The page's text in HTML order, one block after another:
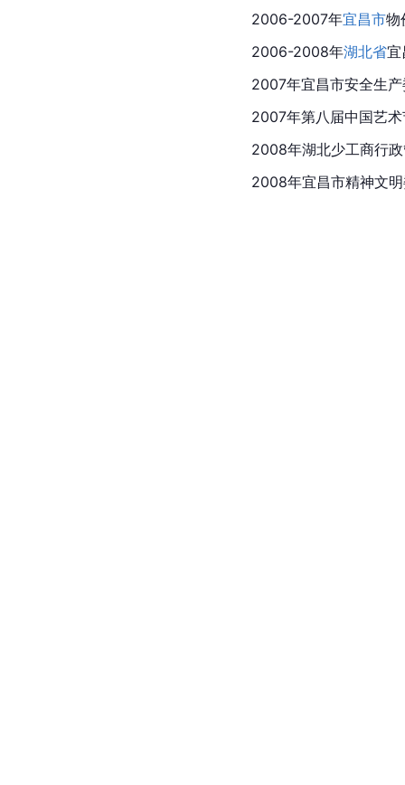
2006-2007年宜昌市物
2006-2008年湖北省宜
2007年宜昌市安全生
2007年第八届中国艺
2008年湖北少工商行
2008年宜昌市精神文